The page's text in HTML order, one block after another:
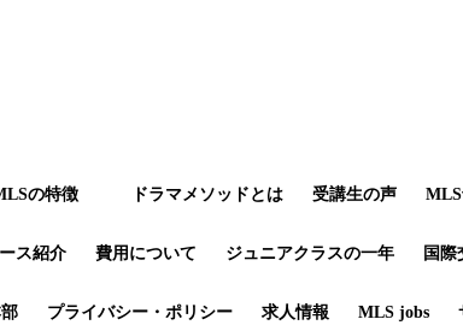
の特徴 ドラマメソッドとは 受講生の声
ス紹介 費用について ジュニアクラスの一年 国際
プライバシー・ポリシー 求人情報 MLS jobs